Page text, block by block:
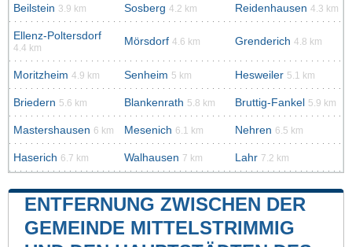
Beilstein 3.9 km Sosberg 4.2 km Reidenhausen 4.3 km
Ellenz-Poltersdorf
4.4 km
Mörsdorf 4.6 km Grenderich 4.8 km
Moritzheim 4.9 km Senheim 5 km Hesweiler 5.1 km
Briedern 5.6 km Blankenrath 5.8 km Bruttig-Fankel 5.9 km
Mastershausen 6 km Mesenich 6.1 km Nehren 6.5 km
Haserich 6.7 km Walhausen 7 km Lahr 7.2 km
ENTFERNUNG ZWISCHEN DER
GEMEINDE MITTELSTRIMMIG